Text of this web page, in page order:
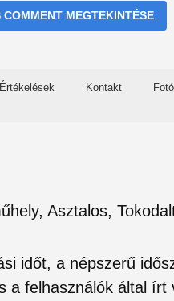
COMMENT MEGTEKINTÉSE
Értékelések Kontakt
Asztalos,
időt, a népszerű
a felhasználók által írt